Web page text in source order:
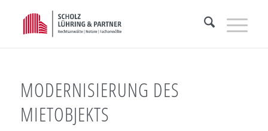
MODERNISIERUNG DES
MIETOBJEKTS